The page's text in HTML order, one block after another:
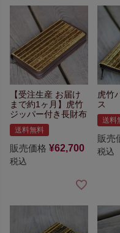
【受注生産 お届け
まで約1ヶ月】
虎竹
ジッパー付き長財布
送料無料
販売価格 ¥62,700
税込
虎竹
ス
送料
販売
税込